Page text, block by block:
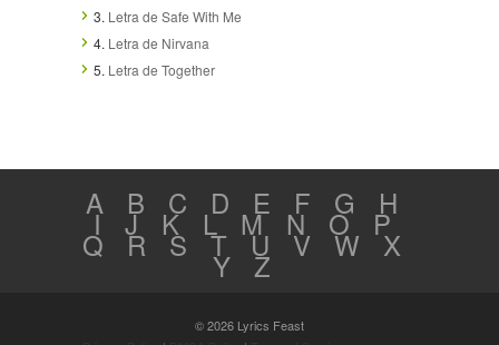
3. Letra de Safe With Me
4. Letra de Nirvana
5. Letra de Together
A B C D E F G H
I J K L M N O P
Q R S T U V W X
Y Z
© 2026 Lyrics Feast